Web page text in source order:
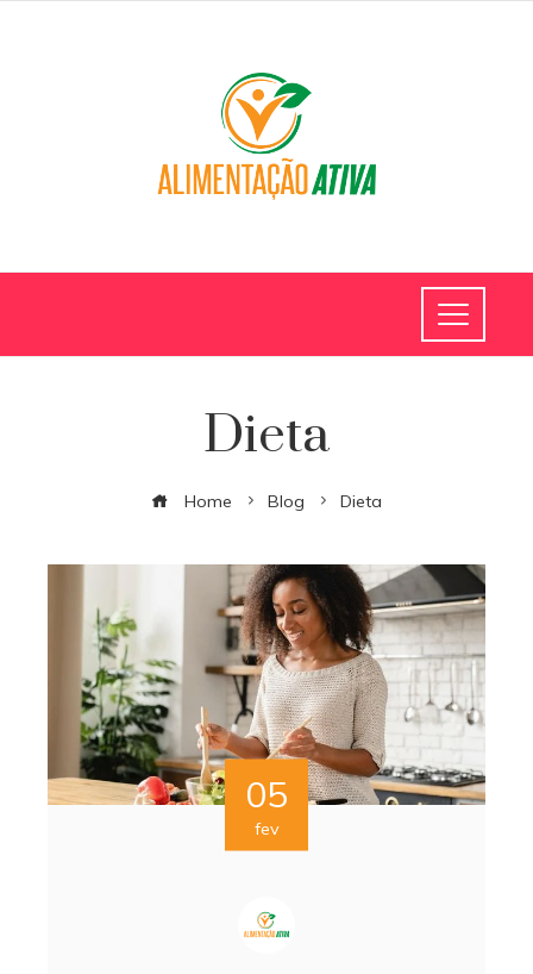
Dieta
Home Blog Dieta
05
fev